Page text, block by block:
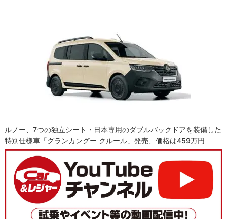
ルノー、7つの独立シート・日本専用のダブルバックドアを装備した
特別仕様車「グランカングー クルール」発売、価格は459万円